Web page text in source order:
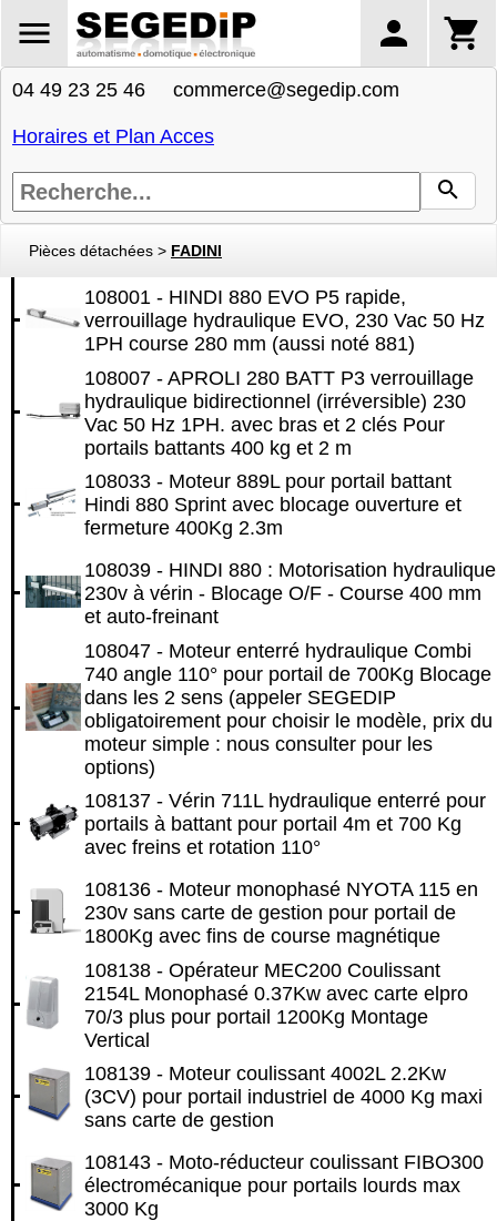
04 49 23 25 46 commerce@segedip.com
Horaires et Plan Acces
Pièces détachées > FADINI
108001 - HINDI 880 EVO P5 rapide,
verrouillage hydraulique EVO, 230 Vac 50 Hz
1PH course 280 mm (aussi noté 881)
108007 - APROLI 280 BATT P3 verrouillage
hydraulique bidirectionnel (irréversible) 230
Vac 50 Hz 1PH. avec bras et 2 clés Pour
portails battants 400 kg et 2 m
108033 - Moteur 889L pour portail battant
Hindi 880 Sprint avec blocage ouverture et
fermeture 400Kg 2.3m
108039 - HINDI 880 : Motorisation hydraulique
230v à vérin - Blocage O/F - Course 400 mm
et auto-freinant
108047 - Moteur enterré hydraulique Combi
740 angle 110° pour portail de 700Kg Blocage
dans les 2 sens (appeler SEGEDIP
obligatoirement pour choisir le modèle, prix du
moteur simple : nous consulter pour les
options)
108137 - Vérin 711L hydraulique enterré pour
portails à battant pour portail 4m et 700 Kg
avec freins et rotation 110°
108136 - Moteur monophasé NYOTA 115 en
230v sans carte de gestion pour portail de
1800Kg avec fins de course magnétique
108138 - Opérateur MEC200 Coulissant
2154L Monophasé 0.37Kw avec carte elpro
70/3 plus pour portail 1200Kg Montage
Vertical
108139 - Moteur coulissant 4002L 2.2Kw
(3CV) pour portail industriel de 4000 Kg maxi
sans carte de gestion
108143 - Moto-réducteur coulissant FIBO300
électromécanique pour portails lourds max
3000 Kg